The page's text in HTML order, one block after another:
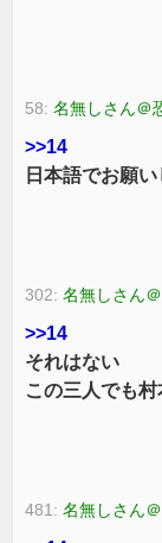
58:名無しさん＠
>>14
日本語でお願
302:名無しさん
>>14
それはない
この三人でも
481:名無しさん